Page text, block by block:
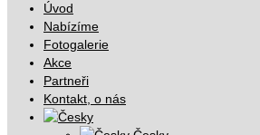
Úvod
Nabízíme
Fotogalerie
Akce
Partneři
Kontakt, o nás